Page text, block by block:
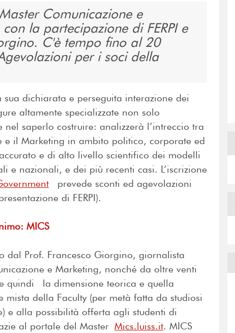
Comunicazione e
la partecipazione di FERPI e
C'è tempo fino al 20
per i soci della
dichiarata e perseguita interazione dei
altamente specializzate non solo
saperlo costruire: analizzerà l’intreccio tra
e il Marketing in ambito politico, corporate ed
e di alto livello scientifico dei modelli
e nazionali, e dei più recenti casi. L’iscrizione
prevede sconti ed agevolazioni
di FERPI).
MICS
dal Prof. Francesco Giorgino, giornalista
e Marketing, nonché da oltre venti
quindi la dimensione teorica e quella
della Faculty (per metà fatta da studiosi
e alla possibilità offerta agli studenti di
al portale del Master Mics.luiss.it. MICS